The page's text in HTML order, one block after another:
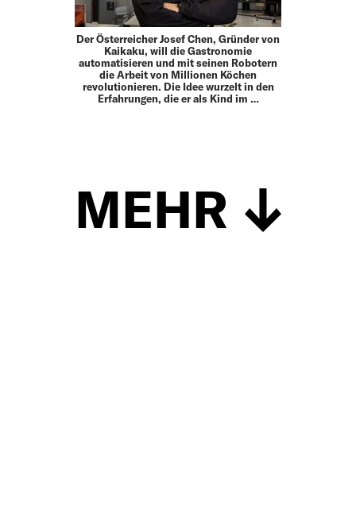
Der Österreicher Josef Chen, Gründer von
Kaikaku, will die Gastronomie
automatisieren und mit seinen Robotern
die Arbeit von Millionen Köchen
revolutionieren. Die Idee wurzelt in den
Erfahrungen, die er als Kind im …
MEHR